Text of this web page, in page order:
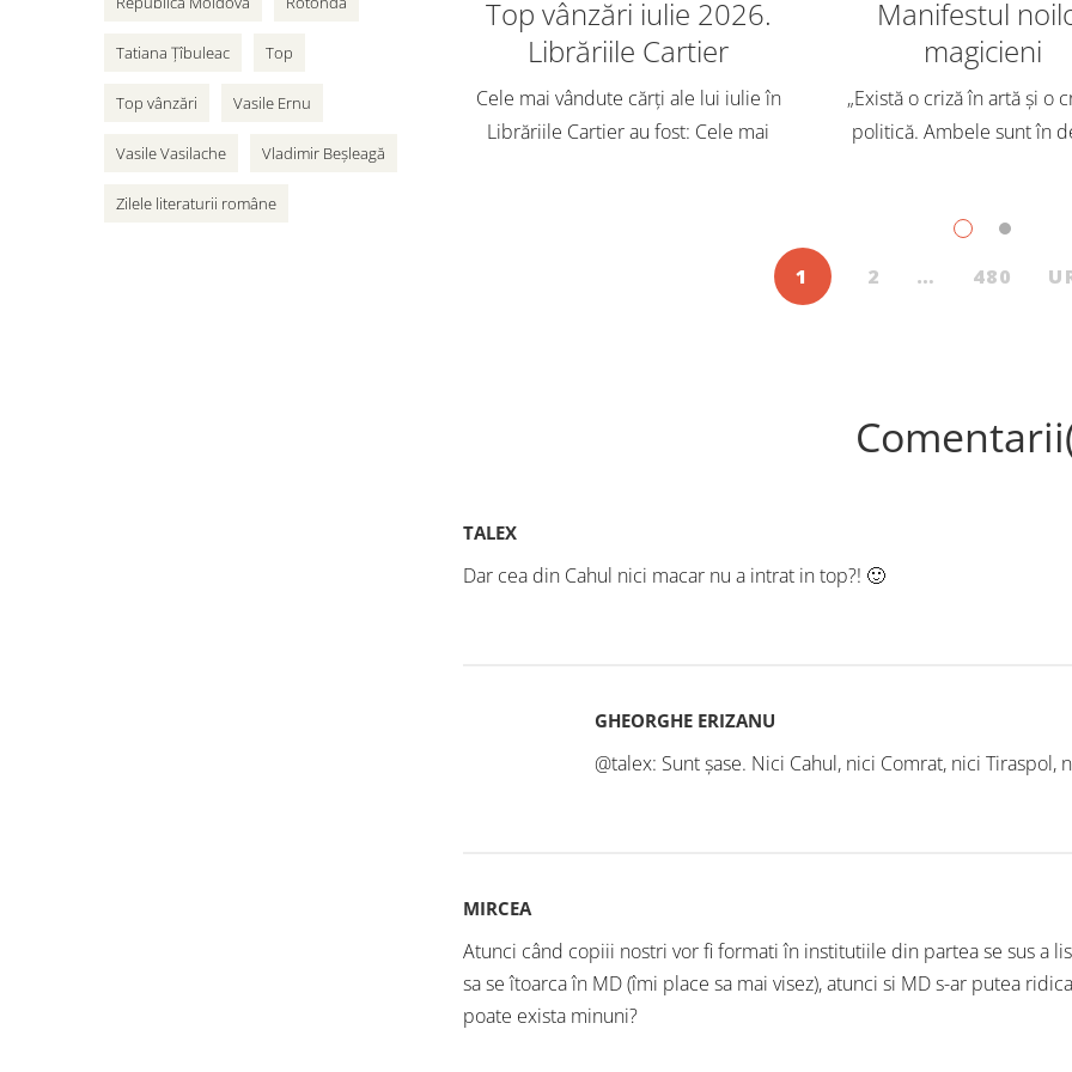
Top vânzări iulie 2026.
Librăriile Cartier
Cele mai vândute cărți ale lui iulie în
Librăriile Cartier au fost: Cele mai
Manifestul
magicieni
„Există o criză în artă și o
politică. Ambele sunt în
Situația poate fi salvată
1 2 … 480
TALEX
Dar cea din Cahul nici macar nu a intrat in top?! 🙂
GHEORGHE ERIZANU
@talex: Sunt șase. Nici Cahul, nici Comrat, nici
MIRCEA
Atunci când copiii nostri vor fi formati în institutiile din partea se sus a
sa se îtoarca în MD (îmi place sa mai visez), atunci si MD s-ar putea
poate exista minuni?
Tatiana Țîbuleac Top
Top vânzări Vasile Ernu
Vasile Vasilache Vladimir Beșleagă
Zilele literaturii române